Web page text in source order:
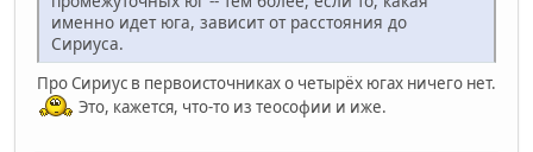
именно идет юга, зависит от расстояния до
Сириуса.
Про Сириус в первоисточниках о четырёх югах ничего нет.
Это, кажется, что-то из теософии и иже.